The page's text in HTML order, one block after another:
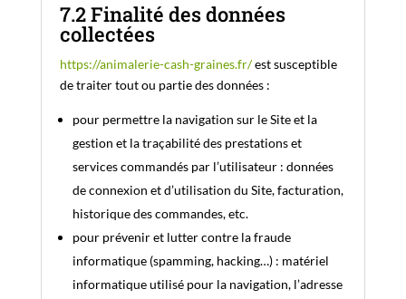
7.2 Finalité des données
collectées
https://animalerie-cash-graines.fr/est susceptible
de traiter tout ou partie des données :
pour permettre la navigation sur le Site et la
gestion et la traçabilité des prestations et
services commandés par l’utilisateur : données
de connexion et d’utilisation du Site, facturation,
historique des commandes, etc.
pour prévenir et lutter contre la fraude
informatique (spamming, hacking…) : matériel
informatique utilisé pour la navigation, l’adresse